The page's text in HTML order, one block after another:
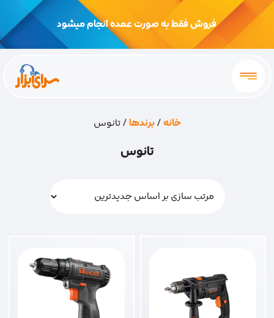
فروش فقط به صورت عمده انجام میشود
خانه/برندها/ تانوس
تانوس